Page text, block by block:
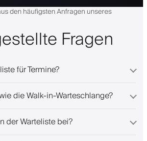
den häufigsten Anfragen unseres
Fragen
für Termine?
die Walk-in-Warteschlange?
der Warteliste bei?